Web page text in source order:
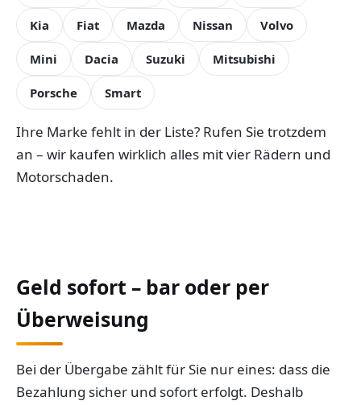
Kia Fiat Mazda Nissan Volvo
Mini Dacia Suzuki Mitsubishi
Porsche Smart
Ihre Marke fehlt in der Liste? Rufen Sie trotzdem
an – wir kaufen wirklich alles mit vier Rädern und
Motorschaden.
Geld sofort – bar oder per
Überweisung
Bei der Übergabe zählt für Sie nur eines: dass die
Bezahlung sicher und sofort erfolgt. Deshalb